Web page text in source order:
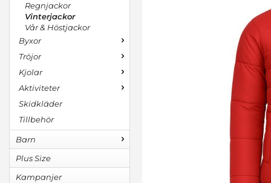
Regnjackor
Vinterjackor
Vår & Höstjackor
Byxor
Tröjor
Kjolar
Aktiviteter
Skidkläder
Tillbehör
Barn
Plus Size
Kampanjer